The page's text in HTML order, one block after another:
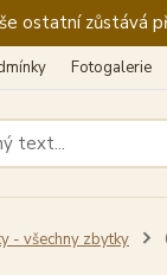
ostatní zůstává
Fotogalerie
- všechny zbytky